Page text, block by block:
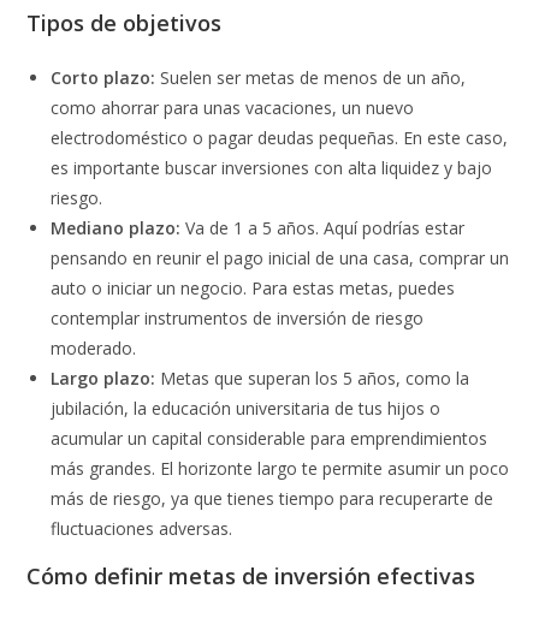
Tipos de objetivos
Corto plazo: Suelen ser metas de menos de un año,
como ahorrar para unas vacaciones, un nuevo
electrodoméstico o pagar deudas pequeñas. En este caso,
es importante buscar inversiones con alta liquidez y bajo
riesgo.
Mediano plazo: Va de 1 a 5 años. Aquí podrías estar
pensando en reunir el pago inicial de una casa, comprar un
auto o iniciar un negocio. Para estas metas, puedes
contemplar instrumentos de inversión de riesgo
moderado.
Largo plazo: Metas que superan los 5 años, como la
jubilación, la educación universitaria de tus hijos o
acumular un capital considerable para emprendimientos
más grandes. El horizonte largo te permite asumir un poco
más de riesgo, ya que tienes tiempo para recuperarte de
fluctuaciones adversas.
Cómo definir metas de inversión efectivas